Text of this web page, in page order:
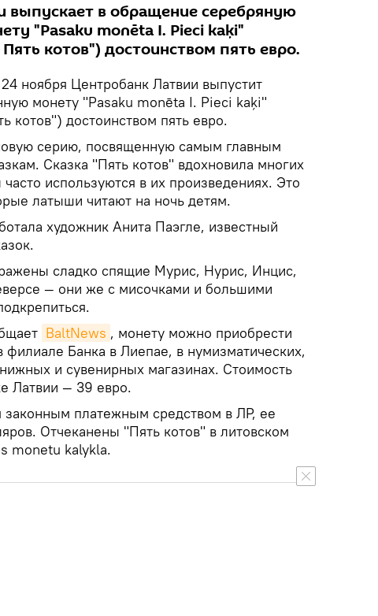
выпускает в обращение серебряную
"Pasaku monēta I. Pieci kaķi"
котов") достоинством пять евро.
24 ноября Центробанк Латвии выпустит
монету "Pasaku monēta I. Pieci kaķi"
котов") достоинством пять евро.
серию, посвященную самым главным
Сказка "Пять котов" вдохновила многих
используются в их произведениях. Это
латыши читают на ночь детям.
художник Анита Паэгле, известный
сладко спящие Мурис, Нурис, Инцис,
— они же с мисочками и большими
BaltNews , монету можно приобрести
филиале Банка в Лиепае, в нумизматических,
и сувенирных магазинах. Стоимость
Латвии — 39 евро.
законным платежным средством в ЛР, ее
Отчеканены "Пять котов" в литовском
monetu kalykla.